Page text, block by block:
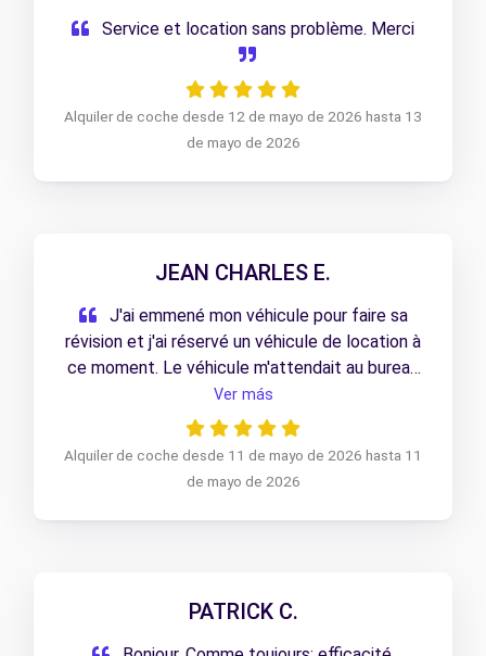
Alquiler de coche desde 12 de mayo de 2026 hasta 13
de mayo de 2026
JEAN CHARLES E.
J'ai emmené mon véhicule pour faire sa
révision et j'ai réservé un véhicule de location à
ce moment. Le véhicule m'attendait au bureau
et le responsable m'a établi rapidement mon
contrat en me remettant un véhicule tout neuf.
Le tout s'est fait très rapidement. J'ai ramené
mon véhicule en ayant fait très peu de klms.
Ver más
Alquiler de coche desde 11 de mayo de 2026 hasta 11
de mayo de 2026
PATRICK C.